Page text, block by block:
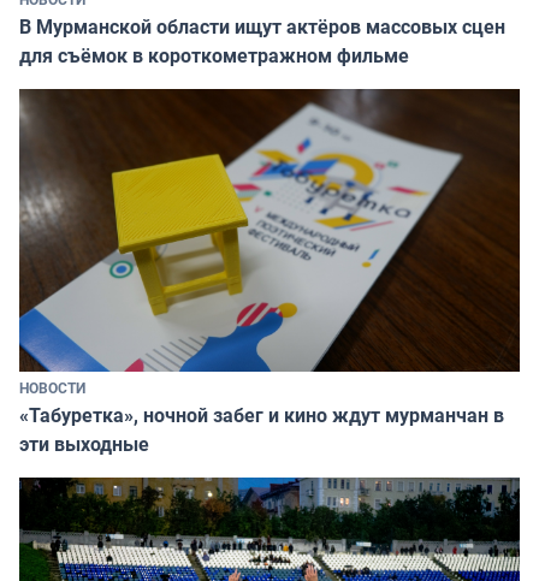
В Мурманской области ищут актёров массовых сцен
для съёмок в короткометражном фильме
НОВОСТИ
«Табуретка», ночной забег и кино ждут мурманчан в
эти выходные